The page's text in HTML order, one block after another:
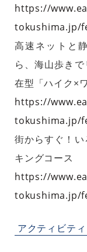
https://
tokushima.jp/
高速ネットと
ら、海山歩き
在型「ハイク×
https://
tokushima.jp/
街からすぐ！
キングコース
https://
tokushima.jp/
アクティビティ